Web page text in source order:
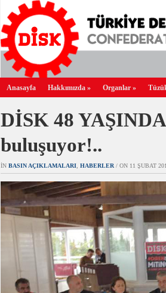
Anasayfa Hakkımızda » Organlar »
DİSK 48
buluşuyor!..
IN BASIN AÇIKLAMALARI HABERLER / ON 11 ŞUBAT